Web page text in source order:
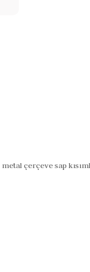
çerçeve sap